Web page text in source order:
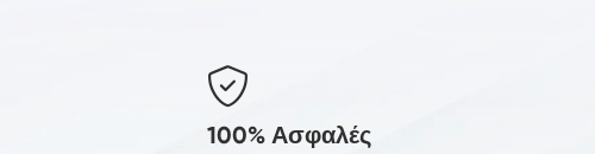
100% Ασφαλές